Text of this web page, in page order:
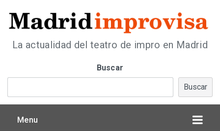
La actualidad del teatro de impro en Madrid
Buscar
Buscar
Menu